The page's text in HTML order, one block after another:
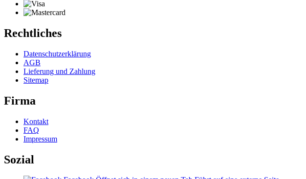
Rechtliches
Datenschutzerklärung
AGB
Lieferung und Zahlung
Sitemap
Firma
Kontakt
FAQ
Impressum
Sozial